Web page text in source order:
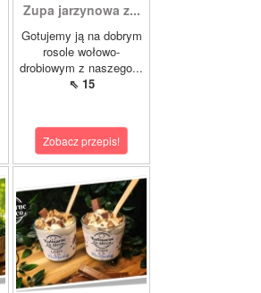
Zupa jarzynowa z...
Gotujemy ją na dobrym
rosole wołowo-
drobiowym z naszego...
⇖ 15
Zobacz przepis!